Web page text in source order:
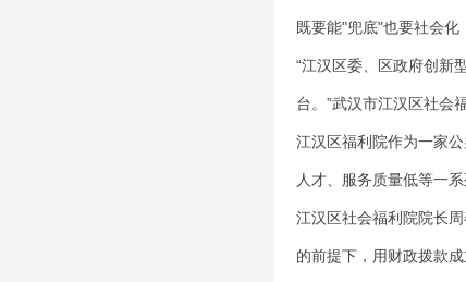
既要能"兜底"也要社会化
“江汉区委、区政府创新
台。”武汉市江汉区社会
江汉区福利院作为一家
人才、服务质量低等一
江汉区社会福利院院长
的前提下，用财政拨款